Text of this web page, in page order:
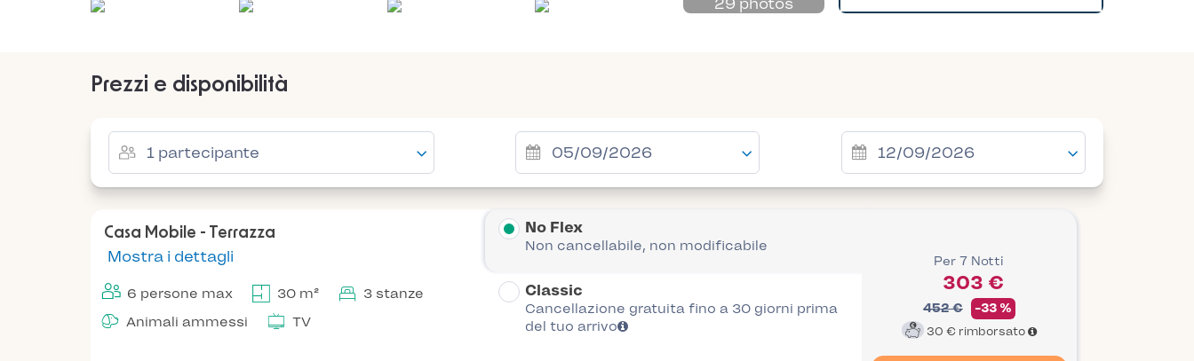
29 photos
Prezzi e disponibilità
Casa Mobile - Terrazza
Mostra i dettagli
6 persone max 30 m²
3 stanze
Animali ammessi
TV
No Flex
Non cancellabile, non modificabile
Classic
Cancellazione gratuita fino a 30 giorni prima
del tuo arrivo
Per 7 Notti
303 €
452 € -33 %
30 € rimborsato